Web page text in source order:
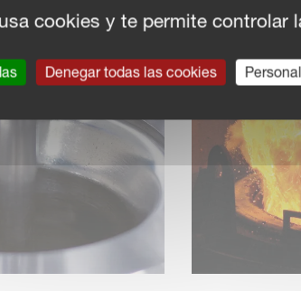
cookies y te permite controlar
Denegar todas las cookies